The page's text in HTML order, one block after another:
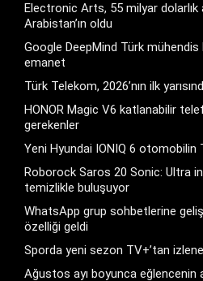
Electronic Arts, 55 milyar dolarlık
Arabistan’ın oldu
Google DeepMind Türk mühendis
emanet
Türk Telekom, 2026’nın ilk
HONOR Magic V6 katlanabilir
gerekenler
Yeni Hyundai IONIQ 6 otomobilin
Roborock Saros 20 Sonic: Ultra
temizlikle buluşuyor
WhatsApp grup sohbetlerine
özelliği geldi
Sporda yeni sezon TV+’tan
Ağustos ayı boyunca eğlencenin